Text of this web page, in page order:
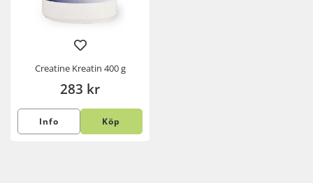
Creatine Kreatin 400 g
283 kr
Info Köp